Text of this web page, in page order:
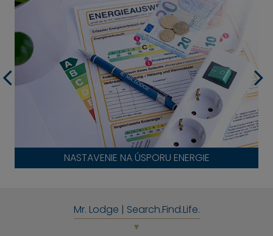
NASTAVENIE NA ÚSPORU ENERGIE
Mr. Lodge | Search.Find.Life.